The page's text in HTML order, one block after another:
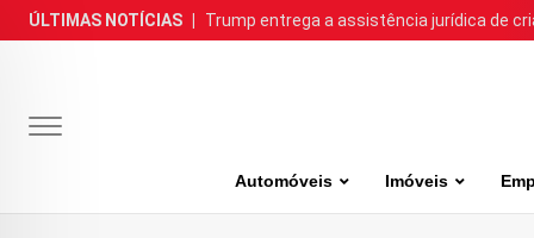
Skip
to
ÚLTIMAS NOTÍCIAS Trump entrega a assistência jurídica de
Automóveis Imóveis